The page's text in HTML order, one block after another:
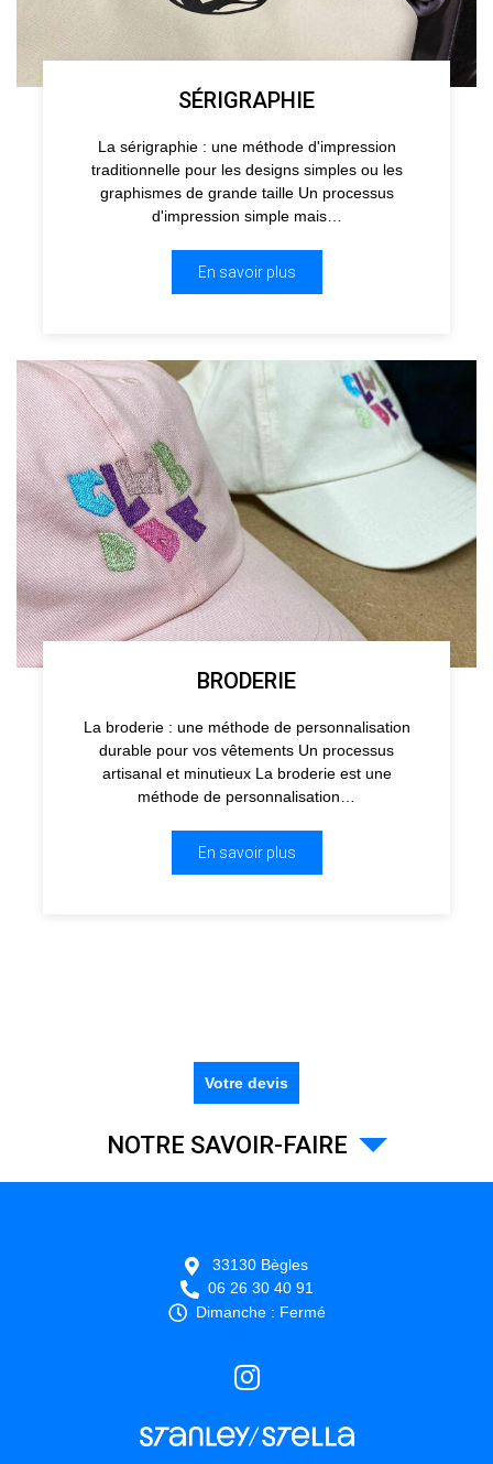
SÉRIGRAPHIE
La sérigraphie : une méthode d'impression
traditionnelle pour les designs simples ou les
graphismes de grande taille Un processus
d'impression simple mais…
En savoir plus
BRODERIE
La broderie : une méthode de personnalisation
durable pour vos vêtements Un processus
artisanal et minutieux La broderie est une
méthode de personnalisation…
En savoir plus
Votre devis
NOTRE SAVOIR-FAIRE
33130 Bègles
06 26 30 40 91
Dimanche : Fermé